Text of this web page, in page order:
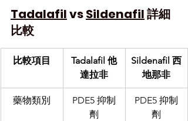
Tadalafil vs Sildenafil 詳細
比較
比較項目
Tadalafil 他
達拉非
Sildenafil 西
地那非
藥物類別
PDE5 抑制
劑
PDE5 抑制
劑